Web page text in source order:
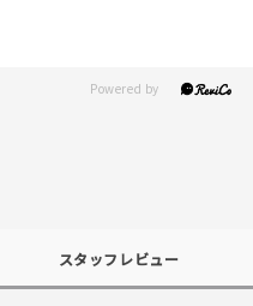
スタッフレビュー